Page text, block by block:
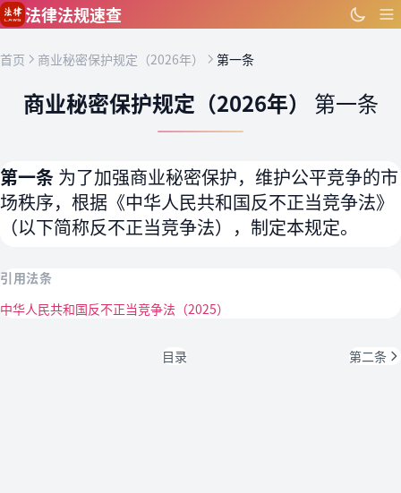
跳到主要内容
法律法规速查
首页 商业秘密保护规定（2026年） 第一条
商业秘密保护规定（2026年） 第一条
第一条 为了加强商业秘密保护，维护公平竞争的市
场秩序，根据《中华人民共和国反不正当竞争法》
（以下简称反不正当竞争法），制定本规定。
引用法条
中华人民共和国反不正当竞争法（2025）
目录 第二条